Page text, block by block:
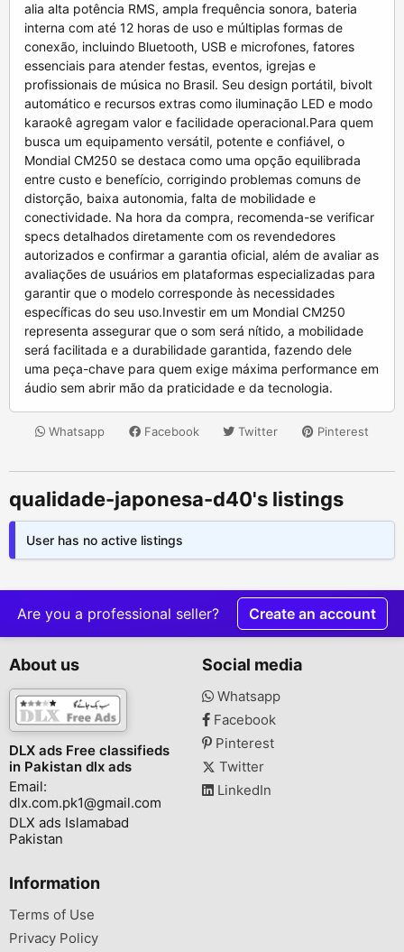
alia alta potência RMS, ampla frequência sonora, bateria
interna com até 12 horas de uso e múltiplas formas de
conexão, incluindo Bluetooth, USB e microfones, fatores
essenciais para atender festas, eventos, igrejas e
profissionais de música no Brasil. Seu design portátil, bivolt
automático e recursos extras como iluminação LED e modo
karaokê agregam valor e facilidade operacional.Para quem
busca um equipamento versátil, potente e confiável, o
Mondial CM250 se destaca como uma opção equilibrada
entre custo e benefício, corrigindo problemas comuns de
distorção, baixa autonomia, falta de mobilidade e
conectividade. Na hora da compra, recomenda-se verificar
specs detalhados diretamente com os revendedores
autorizados e confirmar a garantia oficial, além de avaliar as
avaliações de usuários em plataformas especializadas para
garantir que o modelo corresponde às necessidades
específicas do seu uso.Investir em um Mondial CM250
representa assegurar que o som será nítido, a mobilidade
será facilitada e a durabilidade garantida, fazendo dele
uma peça-chave para quem exige máxima performance em
áudio sem abrir mão da praticidade e da tecnologia.
Whatsapp Facebook Twitter Pinterest
qualidade-japonesa-d40's listings
User has no active listings
Are you a professional seller? Create an account
About us
DLX ads Free classifieds
in Pakistan dlx ads
Email:
dlx.com.pk1@gmail.com
DLX ads Islamabad
Pakistan
Social media
Whatsapp
Facebook
Pinterest
Twitter
LinkedIn
Information
Terms of Use
Privacy Policy